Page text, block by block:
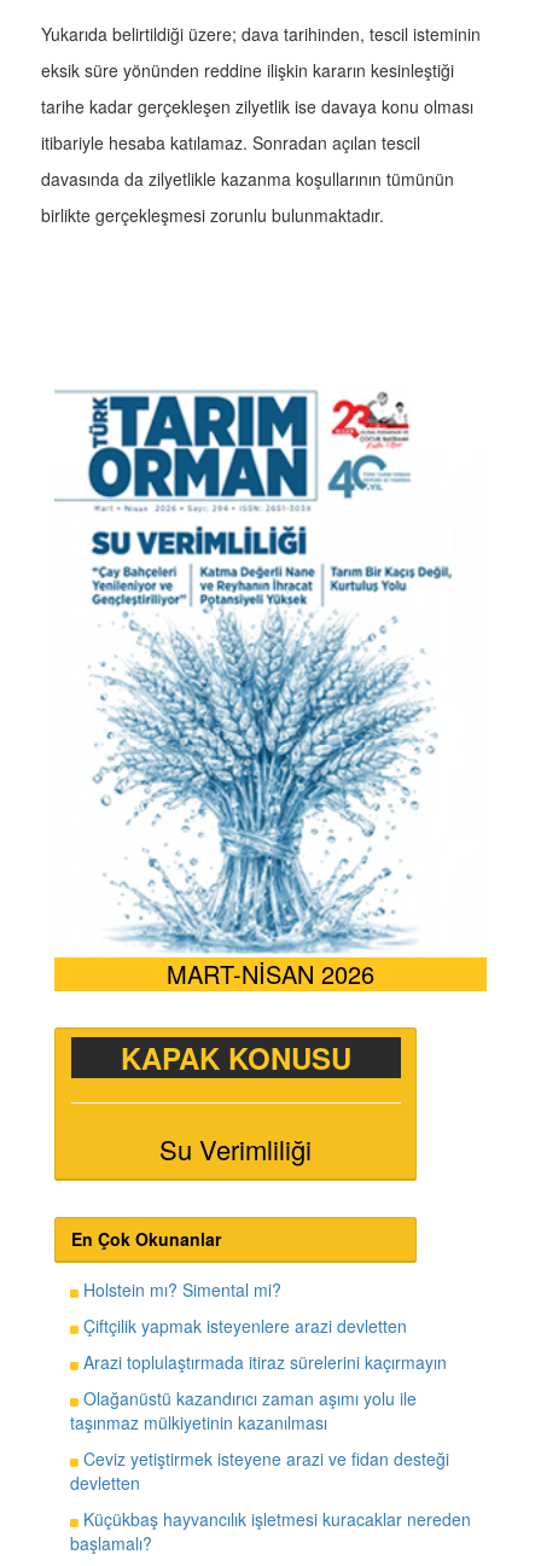
Yukarıda belirtildiği üzere; dava tarihinden, tescil isteminin
eksik süre yönünden reddine ilişkin kararın kesinleştiği
tarihe kadar gerçekleşen zilyetlik ise davaya konu olması
itibariyle hesaba katılamaz. Sonradan açılan tescil
davasında da zilyetlikle kazanma koşullarının tümünün
birlikte gerçekleşmesi zorunlu bulunmaktadır.
MART-NİSAN 2026
KAPAK KONUSU
Su Verimliliği
En Çok Okunanlar
Holstein mı? Simental mi?
Çiftçilik yapmak isteyenlere arazi devletten
Arazi toplulaştırmada itiraz sürelerini kaçırmayın
Olağanüstü kazandırıcı zaman aşımı yolu ile
taşınmaz mülkiyetinin kazanılması
Ceviz yetiştirmek isteyene arazi ve fidan desteği
devletten
Küçükbaş hayvancılık işletmesi kuracaklar nereden
başlamalı?